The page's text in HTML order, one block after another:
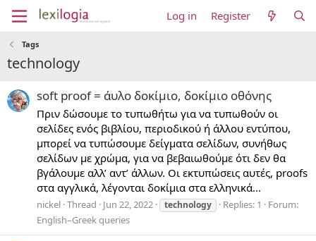
Log in Register
Tags
technology
soft proof = άυλο δοκίμιο, δοκίμιο οθόνης
Πριν δώσουμε το τυπωθήτω για να τυπωθούν οι
σελίδες ενός βιβλίου, περιοδικού ή άλλου εντύπου,
μπορεί να τυπώσουμε δείγματα σελίδων, συνήθως
σελίδων με χρώμα, για να βεβαιωθούμε ότι δεν θα
βγάλουμε αλλ’ αντ’ άλλων. Οι εκτυπώσεις αυτές, proofs
στα αγγλικά, λέγονται δοκίμια στα ελληνικά...
nickel Thread Jun 22, 2022 technology Replies: 1
Forum:
English–Greek queries